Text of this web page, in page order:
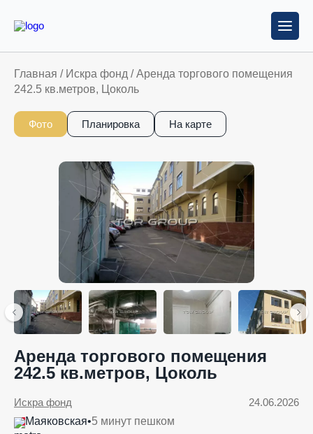
Главная / Искра фонд /Аренда торгового помещения
242.5 кв.метров, Цоколь
Фото Планировка На карте
Аренда торгового помещения
242.5 кв.метров, Цоколь
24.06.2026
Искра фонд
Маяковская•5 минут пешком